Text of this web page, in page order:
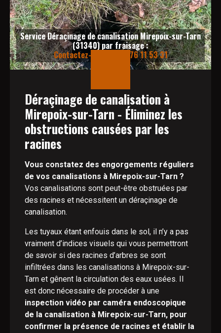
Service Déraçinage de canalisation Mirepoix-sur-Tarn
(31340) par fraisage :
Contactez-nous au 06 76 11 53 31
Déraçinage de canalisation à
Mirepoix-sur-Tarn - Éliminez les
obstructions causées par les
racines
Vous constatez des engorgements réguliers
de vos canalisations à Mirepoix-sur-Tarn ?
Vos canalisations sont peut-être obstruées par
des racines et nécessitent un déraçinage de
canalisation.
Les tuyaux étant enfouis dans le sol, il n’y a pas
vraiment d’indices visuels qui vous permettront
de savoir si des racines d’arbres se sont
infiltrées dans les canalisations à Mirepoix-sur-
Tarn et gênent la circulation des eaux usées. Il
est donc nécessaire de procéder à une
inspection vidéo par caméra endoscopique
de la canalisation à Mirepoix-sur-Tarn, pour
confirmer la présence de racines et établir la